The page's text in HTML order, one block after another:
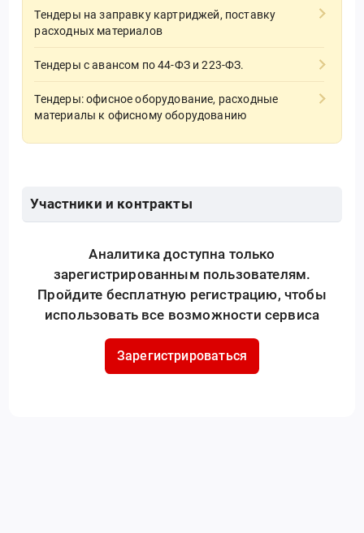
Тендеры на заправку картриджей, поставку
расходных материалов
Тендеры с авансом по 44-ФЗ и 223-ФЗ.
Тендеры: офисное оборудование, расходные
материалы к офисному оборудованию
Участники и контракты
Аналитика доступна только
зарегистрированным пользователям.
Пройдите бесплатную регистрацию, чтобы
использовать все возможности сервиса
Зарегистрироваться